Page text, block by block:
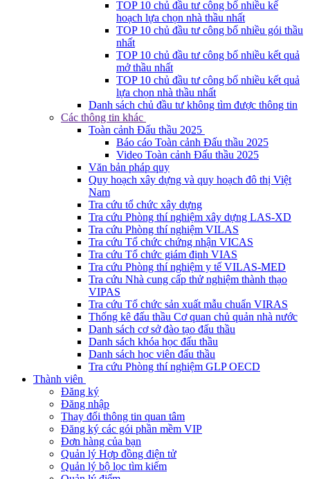
TOP 10 chủ đầu tư công bố nhiều kế
hoạch lựa chọn nhà thầu nhất
TOP 10 chủ đầu tư công bố nhiều gói thầu
nhất
TOP 10 chủ đầu tư công bố nhiều kết quả
mở thầu nhất
TOP 10 chủ đầu tư công bố nhiều kết quả
lựa chọn nhà thầu nhất
Danh sách chủ đầu tư không tìm được thông tin
Các thông tin khác
Toàn cảnh Đấu thầu 2025
Báo cáo Toàn cảnh Đấu thầu 2025
Video Toàn cảnh Đấu thầu 2025
Văn bản pháp quy
Quy hoạch xây dựng và quy hoạch đô thị Việt
Nam
Tra cứu tổ chức xây dựng
Tra cứu Phòng thí nghiệm xây dựng LAS-XD
Tra cứu Phòng thí nghiệm VILAS
Tra cứu Tổ chức chứng nhận VICAS
Tra cứu Tổ chức giám định VIAS
Tra cứu Phòng thí nghiệm y tế VILAS-MED
Tra cứu Nhà cung cấp thử nghiệm thành thạo
VIPAS
Tra cứu Tổ chức sản xuất mẫu chuẩn VIRAS
Thống kê đấu thầu Cơ quan chủ quản nhà nước
Danh sách cơ sở đào tạo đấu thầu
Danh sách khóa học đấu thầu
Danh sách học viên đấu thầu
Tra cứu Phòng thí nghiệm GLP OECD
Thành viên
Đăng ký
Đăng nhập
Thay đổi thông tin quan tâm
Đăng ký các gói phần mềm VIP
Đơn hàng của bạn
Quản lý Hợp đồng điện tử
Quản lý bộ lọc tìm kiếm